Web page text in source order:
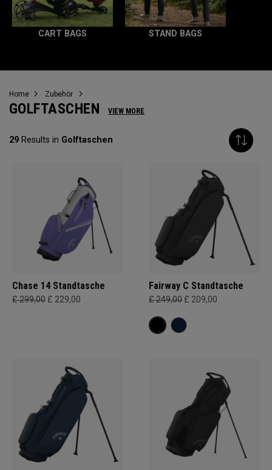
CART BAGS STAND BAGS
Home Zubehör
GOLFTASCHEN VIEW MORE
29 Results in Golftaschen
Chase 14 Standtasche
£ 299,00 £ 229,00
Fairway C Standtasche
£ 249,00 £ 209,00